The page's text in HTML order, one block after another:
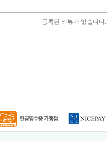
등록된 리뷰가 없습니다.